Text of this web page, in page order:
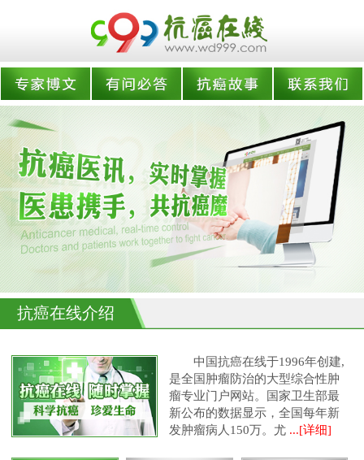
抗癌在线介绍
中国抗癌在线于1996年创建,
是全国肿瘤防治的大型综合性肿
瘤专业门户网站。国家卫生部最
新公布的数据显示，全国每年新
发肿瘤病人150万。尤 ...[详细]